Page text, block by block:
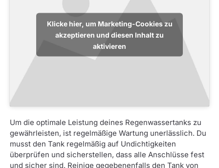
Klicke hier, um Marketing-Cookies zu
akzeptieren und diesen Inhalt zu
aktivieren
Um die optimale Leistung deines Regenwassertanks zu
gewährleisten, ist regelmäßige Wartung unerlässlich. Du
musst den Tank regelmäßig auf Undichtigkeiten
überprüfen und sicherstellen, dass alle Anschlüsse fest
und sicher sind. Reinige gegebenenfalls den Tank von